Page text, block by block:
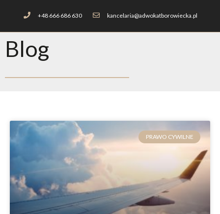
+48 666 686 630 kancelaria@adwokatborowiecka.pl
Blog
PRAWO CYWILNE